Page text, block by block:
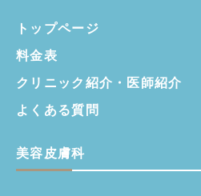
トップページ
料金表
クリニック紹介・ 医師紹介
よくある質問
美容皮膚科